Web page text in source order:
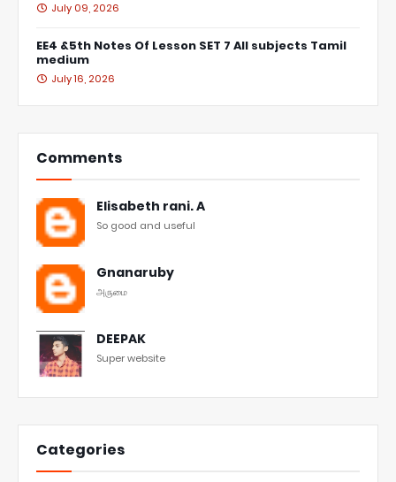
July 09, 2026
EE4 &5th Notes Of Lesson SET 7 All subjects Tamil
medium
July 16, 2026
Comments
Elisabeth rani. A
So good and useful
Gnanaruby
அருமை
DEEPAK
Super website
Categories